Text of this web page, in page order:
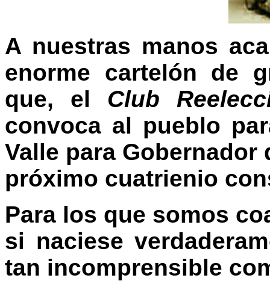
A nuestras manos
enorme cartelón de
que, el Club
convoca al pueblo
Valle para Gobernador
próximo cuatrienio
Para los que somos
si naciese
tan incomprensible